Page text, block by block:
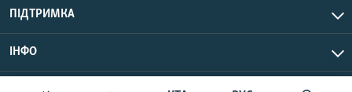
ПІДТРИМКА
ІНФО